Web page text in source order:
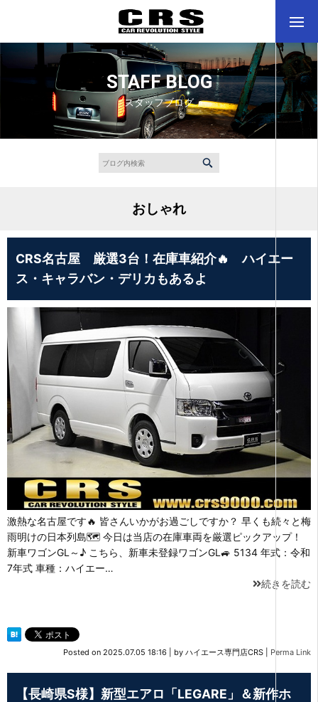
STAFF BLOG
スタッフブログ
おしゃれ
CRS名古屋 厳選3台！在庫車紹介🔥 ハイエー
ス・キャラバン・デリカもあるよ
激熱な名古屋です🔥 皆さんいかがお過ごしですか？ 早くも続々と梅
雨明けの日本列島🗺 今日は当店の在庫車両を厳選ピックアップ！
新車ワゴンGL～♪ こちら、新車未登録ワゴンGL🚙 5134 年式：令和
7年式 車種：ハイエー…
続きを読む
Posted on 2025.07.05 18:16 by ハイエース専門店CRS Perma Link
【長崎県S様】新型エアロ「LEGARE」＆新作ホ